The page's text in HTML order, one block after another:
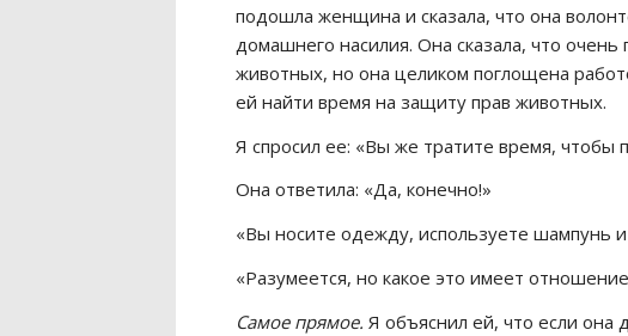
подошла женщина и сказала, что она
домашнего насилия. Она сказала, что
животных, но она целиком поглощена
ей найти время на защиту прав животных.
Я спросил ее: «Вы же тратите время, чтобы
Она ответила: «Да, конечно!»
«Вы носите одежду, используете шампунь
«Разумеется, но какое это имеет
Самое прямое. Я объяснил ей, что если она